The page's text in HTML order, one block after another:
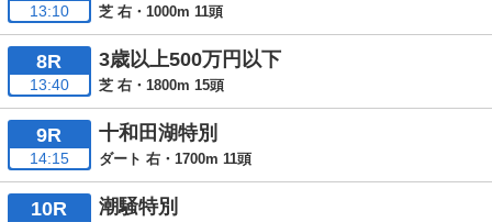
13:10 芝 右・1000m 11頭
8R
13:40
3歳以上500万円以下
芝 右・1800m 15頭
9R
14:15
十和田湖特別
ダート 右・1700m 11頭
10R 潮騒特別